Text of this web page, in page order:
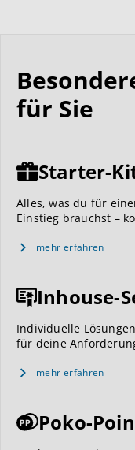
für Sie
Starter-
Alles, was du für
Einstieg brauchst –
mehr erfahren
Inhouse-
Individuelle
für deine
mehr erfahren
Poko-